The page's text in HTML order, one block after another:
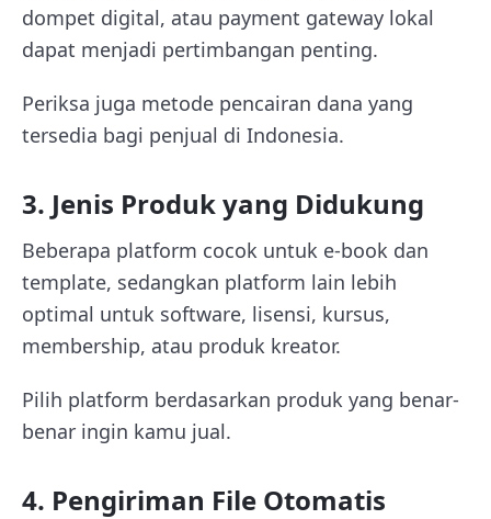
dompet digital, atau payment gateway lokal
dapat menjadi pertimbangan penting.
Periksa juga metode pencairan dana yang
tersedia bagi penjual di Indonesia.
3. Jenis Produk yang Didukung
Beberapa platform cocok untuk e-book dan
template, sedangkan platform lain lebih
optimal untuk software, lisensi, kursus,
membership, atau produk kreator.
Pilih platform berdasarkan produk yang benar-
benar ingin kamu jual.
4. Pengiriman File Otomatis